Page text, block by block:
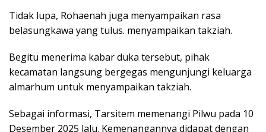
Tidak lupa, Rohaenah juga menyampaikan rasa
belasungkawa yang tulus. menyampaikan takziah.
Begitu menerima kabar duka tersebut, pihak
kecamatan langsung bergegas mengunjungi keluarga
almarhum untuk menyampaikan takziah.
Sebagai informasi, Tarsitem memenangi Pilwu pada 10
Desember 2025 lalu. Kemenangannya didapat dengan